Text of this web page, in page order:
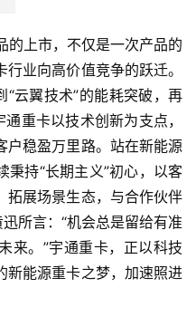
上市，不仅是一次产品的
业向高价值竞争的跃迁。
“云翼技术”的能耗突破，再
重卡以技术创新为支点，
户稳盈万里路。站在新能源
秉持“长期主义”初心，以客
拓展场景生态，与合作伙伴
所言：“机会总是留给有准
来。”宇通重卡，正以科技
新能源重卡之梦，加速照进